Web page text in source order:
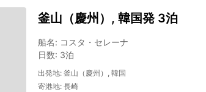
釜山（慶州）, 韓国発 3泊
船名: コスタ・セレーナ
日数: 3泊
出発地: 釜山（慶州）, 韓国
寄港地: 長崎